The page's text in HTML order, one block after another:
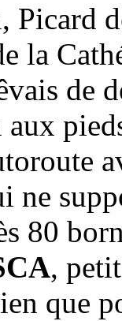
Picard
la
de
aux
ne
80
,
que